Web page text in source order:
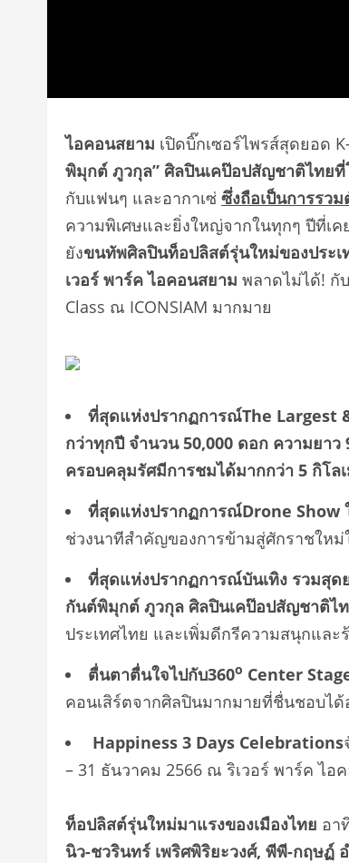
ไอคอนสยาม เปิดบิ๊กเซอร์ไพรส์สุดยอด
พิมุกต์ ภูวกุล” ศิลปินเคป๊อปสัญชาติไทยที่
กับแฟนๆ และอากาเซ่ ซึ่งถือเป็นการรว
ความพิเศษและยิ่งใหญ่จากในทุกๆ ปีที่เ
ยังขนทัพศิลปินท็อปลิสต์รุ่นใหม่ของประ
เวอร์ พาร์ค ไอคอนสยาม พลาดไม่ได้! กั
Class ณ ICONSIAM มากมาย
ที่สุดแห่งปรากฏการณ์The Largest
กว่าทุกปี จำนวน 50,000 ดอก ความยา
ครอบคลุมรัศมีการชมได้มากกว่า 5 กิโล
ที่สุดแห่งปรากฏการณ์Drone Show
ช่วงนาทีสำคัญของการข้ามสู่ศักราชใหม่
ที่สุดแห่งปรากฏการณ์บันเทิง รวมสุ
กันต์พิมุกต์ ภูวกุล ศิลปินเคป๊อปสัญชาติไ
ประเทศไทย และเพิ่มดีกรีความสนุกและ
ตื่นตาตื่นใจไปกับ360o Center
คอนเสิร์ตจากศิลปินมากมายที่ชื่นชอบไ
Happiness 3 Days Celebrations
– 31 ธันวาคม 2566 ณ ริเวอร์ พาร์ค ไอ
ท็อปลิสต์รุ่นใหม่มาแรงของเมืองไทย อา
นิว-ชวรินทร์ เพริศพิริยะวงศ์, พีพี-กฤษฏ์